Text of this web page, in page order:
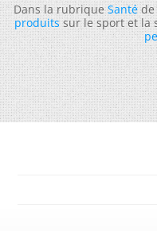
Dans la rubriqueSantéde
produitssur le sport et la